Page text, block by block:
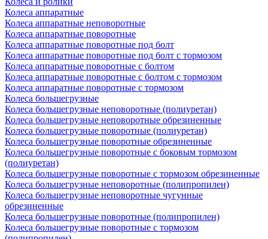
Колеса аппаратные
Колеса аппаратные неповоротные
Колеса аппаратные поворотные
Колеса аппаратные поворотные под болт
Колеса аппаратные поворотные под болт с тормозом
Колеса аппаратные поворотные с болтом
Колеса аппаратные поворотные с болтом с тормозом
Колеса аппаратные поворотные с тормозом
Колеса большегрузные
Колеса большегрузные неповоротные (полиуретан)
Колеса большегрузные неповоротные обрезиненные
Колеса большегрузные поворотные (полиуретан)
Колеса большегрузные поворотные обрезиненные
Колеса большегрузные поворотные с боковым тормозом
(полиуретан)
Колеса большегрузные поворотные с тормозом обрезиненные
Колеса большегрузные неповоротные (полипропилен)
Колеса большегрузные неповоротные чугунные
обрезиненные
Колеса большегрузные поворотные (полипропилен)
Колеса большегрузные поворотные с тормозом